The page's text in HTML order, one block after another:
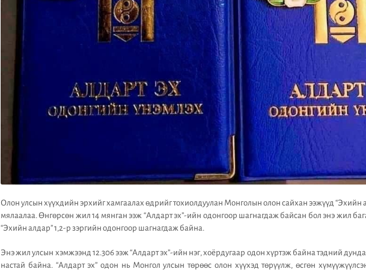
Олон улсын хүүхдийн эрхийг хамгаалах өдрийг тохиолдуулан Монголын олон сайхан ээжүүд “Эхийн
мялаалаа. Өнгөрсөн жил 14 мянган ээж “Алдарт эх”-ийн одонгоор шагнагдаж байсан бол энэ жил
“Эхийн алдар” 1,2-р зэргийн одонгоор шагнагдаж байна.
Энэ жил улсын хэмжээнд 12.306 ээж “Алдарт эх”-ийн нэг, хоёрдугаар одон хүртэж байна тэдний
настай байна. “Алдарт эх” одон нь Монгол улсын төрөөс олон хүүхэд төрүүлж, өсгөн